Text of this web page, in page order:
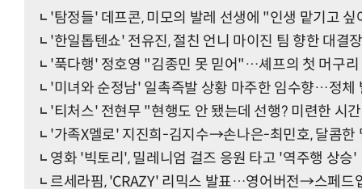
'탐정들' 데프콘, 미모의 발레 선생에 "인생 맡기고
'한일톱텐쇼' 전유진, 절친 언니 마이진 팀 향한 대결
'푹다행' 정호영 "김종민 못 믿어"…셰프의 첫 머구리
'미녀와 순정남' 일촉즉발 상황 마주한 임수향…정체
'티처스' 전현무 "현행도 안 됐는데 선행? 미련한 시
'가족X멜로' 지진희-김지수→손나은-최민호, 달콤한
영화 '빅토리', 밀레니엄 걸즈 응원 타고 '역주행 상승'
르세라핌, 'CRAZY' 리믹스 발표…영어버전→스페드